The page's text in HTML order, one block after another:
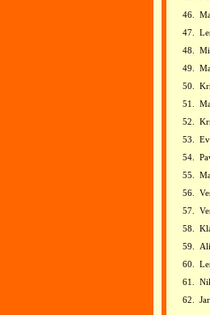
46.
47.
48.
49.
50.
51.
52.
53.
54.
55.
56.
57.
58.
59.
60.
61.
62.